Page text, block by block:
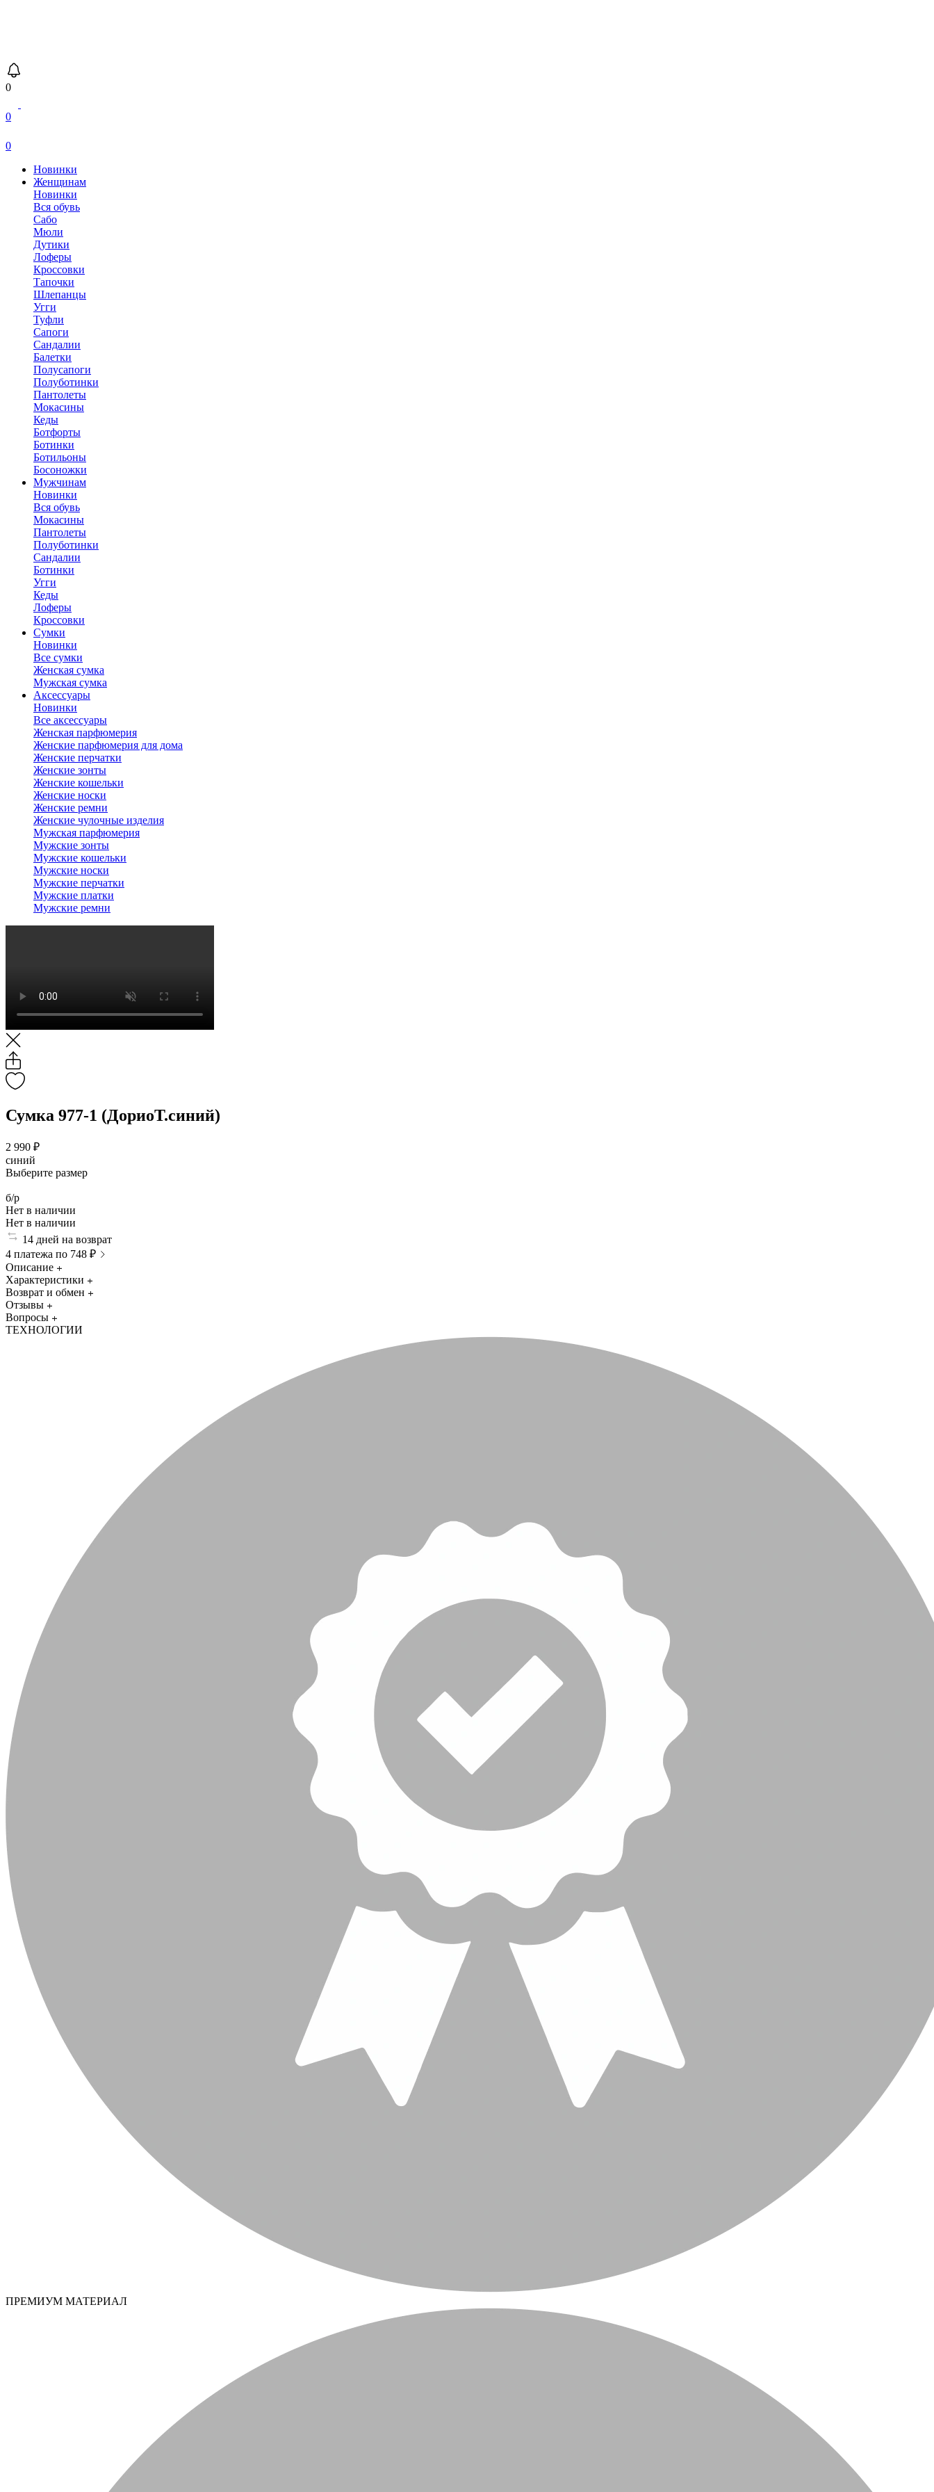
0
0
0
Новинки
Женщинам
Новинки
Вся обувь
Сабо
Мюли
Дутики
Лоферы
Кроссовки
Тапочки
Шлепанцы
Угги
Туфли
Сапоги
Сандалии
Балетки
Полусапоги
Полуботинки
Пантолеты
Мокасины
Кеды
Ботфорты
Ботинки
Ботильоны
Босоножки
Мужчинам
Новинки
Вся обувь
Мокасины
Пантолеты
Полуботинки
Сандалии
Ботинки
Угги
Кеды
Лоферы
Кроссовки
Сумки
Новинки
Все сумки
Женская сумка
Мужская сумка
Аксессуары
Новинки
Все аксессуары
Женская парфюмерия
Женские парфюмерия для дома
Женские перчатки
Женские зонты
Женские кошельки
Женские носки
Женские ремни
Женские чулочные изделия
Мужская парфюмерия
Мужские зонты
Мужские кошельки
Мужские носки
Мужские перчатки
Мужские платки
Мужские ремни
Сумка 977-1 (ДориоТ.синий)
2 990 ₽
синий
Выберите размер
б/р
Нет в наличии
Нет в наличии
14 дней на возврат
4 платежа по 748 ₽
Описание
Характеристики
Возврат и обмен
Отзывы
Вопросы
ТЕХНОЛОГИИ
ПРЕМИУМ МАТЕРИАЛ